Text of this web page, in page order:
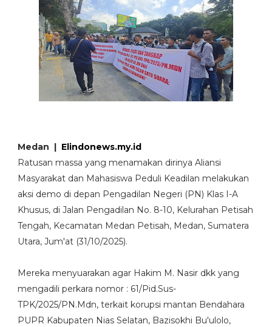
Medan | Elindonews.my.id
Ratusan massa yang menamakan dirinya Aliansi
Masyarakat dan Mahasiswa Peduli Keadilan melakukan
aksi demo di depan Pengadilan Negeri (PN) Klas I-A
Khusus, di Jalan Pengadilan No. 8-10, Kelurahan Petisah
Tengah, Kecamatan Medan Petisah, Medan, Sumatera
Utara, Jum'at (31/10/2025).
Mereka menyuarakan agar Hakim M. Nasir dkk yang
mengadili perkara nomor : 61/Pid.Sus-
TPK/2025/PN.Mdn, terkait korupsi mantan Bendahara
PUPR Kabupaten Nias Selatan, Bazisokhi Bu'ulolo,